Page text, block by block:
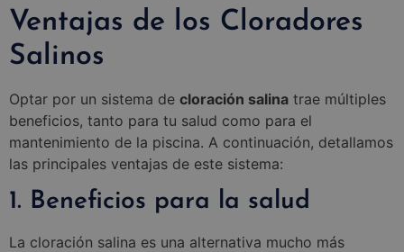
Ventajas de los Cloradores
Salinos
Optar por un sistema de cloración salina trae múltiples
beneficios, tanto para tu salud como para el
mantenimiento de la piscina. A continuación, detallamos
las principales ventajas de este sistema:
1. Beneficios para la salud
La cloración salina es una alternativa mucho más